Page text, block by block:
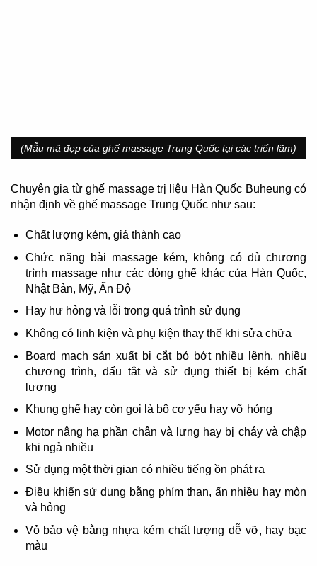
(Mẫu mã đẹp của ghế massage Trung Quốc tại các triển lãm)
Chuyên gia từ ghế massage trị liệu Hàn Quốc Buheung có
nhận định về ghế massage Trung Quốc như sau:
Chất lượng kém, giá thành cao
Chức năng bài massage kém, không có đủ chương
trình massage như các dòng ghế khác của Hàn Quốc,
Nhật Bản, Mỹ, Ấn Độ
Hay hư hỏng và lỗi trong quá trình sử dụng
Không có linh kiện và phụ kiện thay thế khi sửa chữa
Board mạch sản xuất bị cắt bỏ bớt nhiều lệnh, nhiều
chương trình, đấu tắt và sử dụng thiết bị kém chất
lượng
Khung ghế hay còn gọi là bộ cơ yếu hay vỡ hỏng
Motor nâng hạ phần chân và lưng hay bị cháy và chập
khi ngả nhiều
Sử dụng một thời gian có nhiều tiếng ồn phát ra
Điều khiển sử dụng bằng phím than, ấn nhiều hay mòn
và hỏng
Vỏ bảo vệ bằng nhựa kém chất lượng dễ vỡ, hay bạc
màu